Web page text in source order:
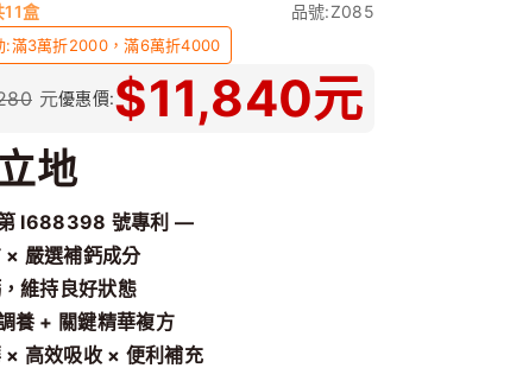
盒 品號:Z085
元優惠價:$11,840元
:滿3萬折2000，滿6萬折4000
地
I688398 號專利 —
× 嚴選補鈣成分
維持良好狀態
養 + 關鍵精華複方
高效吸收 × 便利補充